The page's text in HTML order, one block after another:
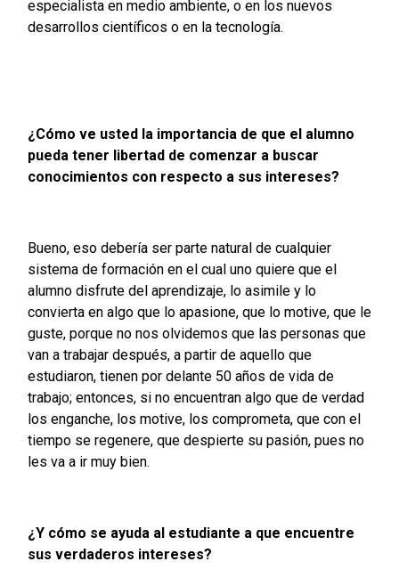
especialista en medio ambiente, o en los nuevos
desarrollos científicos o en la tecnología.
¿Cómo ve usted la importancia de que el alumno
pueda tener libertad de comenzar a buscar
conocimientos con respecto a sus intereses?
Bueno, eso debería ser parte natural de cualquier
sistema de formación en el cual uno quiere que el
alumno disfrute del aprendizaje, lo asimile y lo
convierta en algo que lo apasione, que lo motive, que le
guste, porque no nos olvidemos que las personas que
van a trabajar después, a partir de aquello que
estudiaron, tienen por delante 50 años de vida de
trabajo; entonces, si no encuentran algo que de verdad
los enganche, los motive, los comprometa, que con el
tiempo se regenere, que despierte su pasión, pues no
les va a ir muy bien.
¿Y cómo se ayuda al estudiante a que encuentre
sus verdaderos intereses?